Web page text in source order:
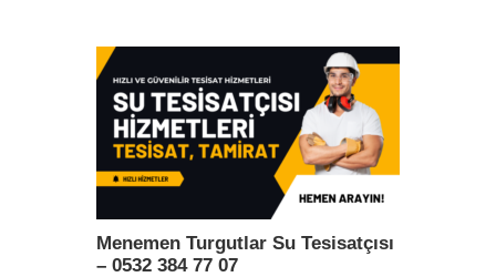
Menemen Turgutlar Su Tesisatçısı
– 0532 384 77 07